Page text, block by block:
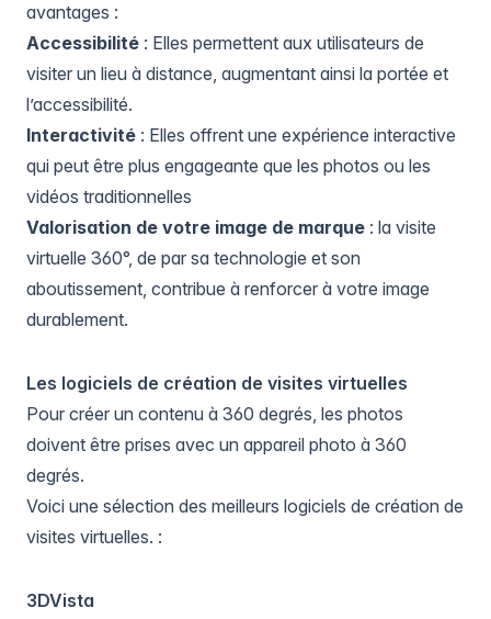
avantages :
Accessibilité : Elles permettent aux utilisateurs de
visiter un lieu à distance, augmentant ainsi la portée et
l’accessibilité.
Interactivité : Elles offrent une expérience interactive
qui peut être plus engageante que les photos ou les
vidéos traditionnelles
Valorisation de votre image de marque : la visite
virtuelle 360°, de par sa technologie et son
aboutissement, contribue à renforcer à votre image
durablement.
Les logiciels de création de visites virtuelles
Pour créer un contenu à 360 degrés, les photos
doivent être prises avec un appareil photo à 360
degrés.
Voici une sélection des meilleurs logiciels de création de
visites virtuelles. :
3DVista